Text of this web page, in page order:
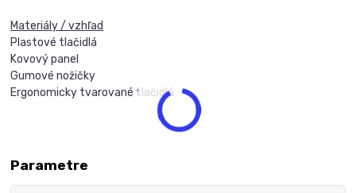
Materiály / vzhľad
Plastové tlačidlá
Kovový panel
Gumové nožičky
Ergonomicky tvarované tlačidlá
Parametre